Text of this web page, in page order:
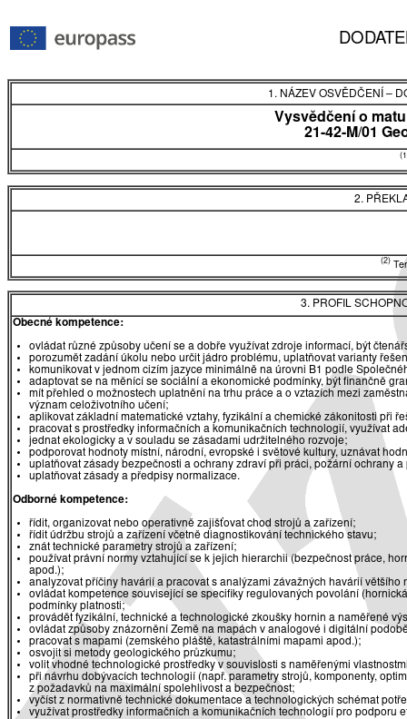
1. NÁZEV OSVĚDČENÍ –
Vysvědčení o
21-42-M/01
2.
(2)
3. PROFIL
Obecné kompetence:
ovládat různé způsoby učení se a dobře využívat zdroje informací, být
porozumět zadání úkolu nebo určit jádro problému, uplatňovat varianty
komunikovat v jednom cizím jazyce minimálně na úrovni B1 podle
adaptovat se na měnící se sociální a ekonomické podmínky, být finančně
mít přehled o možnostech uplatnění na trhu práce a o vztazích mezi
význam celoživotního učení;
aplikovat základní matematické vztahy, fyzikální a chemické zákonitosti při
pracovat s prostředky informačních a komunikačních technologií, využívat
jednat ekologicky a v souladu se zásadami udržitelného rozvoje;
podporovat hodnoty místní, národní, evropské i světové kultury, uznávat
uplatňovat zásady bezpečnosti a ochrany zdraví při práci, požární ochrany
uplatňovat zásady a předpisy normalizace.
Odborné kompetence:
řídit, organizovat nebo operativně zajišťovat chod strojů a zařízení;
řídit údržbu strojů a zařízení včetně diagnostikování technického stavu;
znát technické parametry strojů a zařízení;
používat právní normy vztahující se k jejich hierarchii (bezpečnost práce,
apod.);
analyzovat příčiny havárií a pracovat s analýzami závažných havárií
ovládat kompetence související se specifiky regulovaných povolání
podmínky platnosti;
provádět fyzikální, technické a technologické zkoušky hornin a naměřené
ovládat způsoby znázornění Země na mapách v analogové i digitální
pracovat s mapami (zemského pláště, katastrálními mapami apod.);
osvojit si metody geologického průzkumu;
volit vhodné technologické prostředky v souvislosti s naměřenými
při návrhu dobývacích technologií (např. parametry strojů, komponenty,
z požadavků na maximální spolehlivost a bezpečnost;
vyčíst z normativně technické dokumentace a technologických schémat
využívat prostředky informačních a komunikačních technologií pro podporu